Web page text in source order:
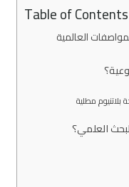
Table of Contents
العالمية
يحتوي على ١١ صفيحة بلاتنيوم مطلية
العلمي؟